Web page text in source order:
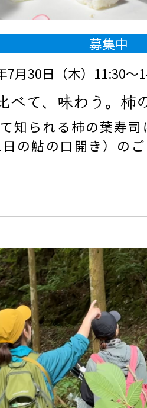
募集中
7月30日（木）11:30
べて、味わう。柿
知られる柿の葉寿
の鮎の口開き）の